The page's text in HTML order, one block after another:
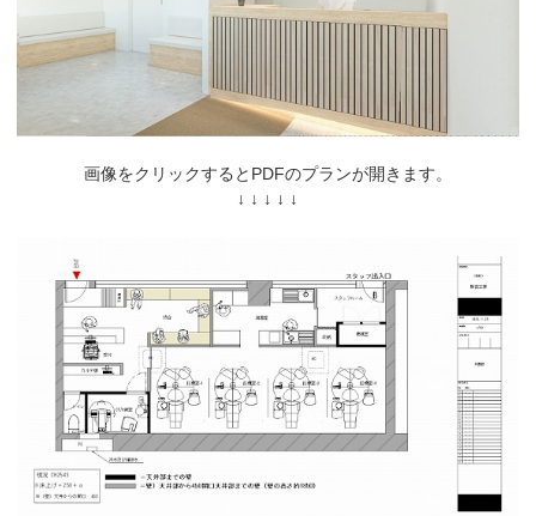
画像をクリックするとPDFのプランが開きます。
↓ ↓ ↓ ↓ ↓